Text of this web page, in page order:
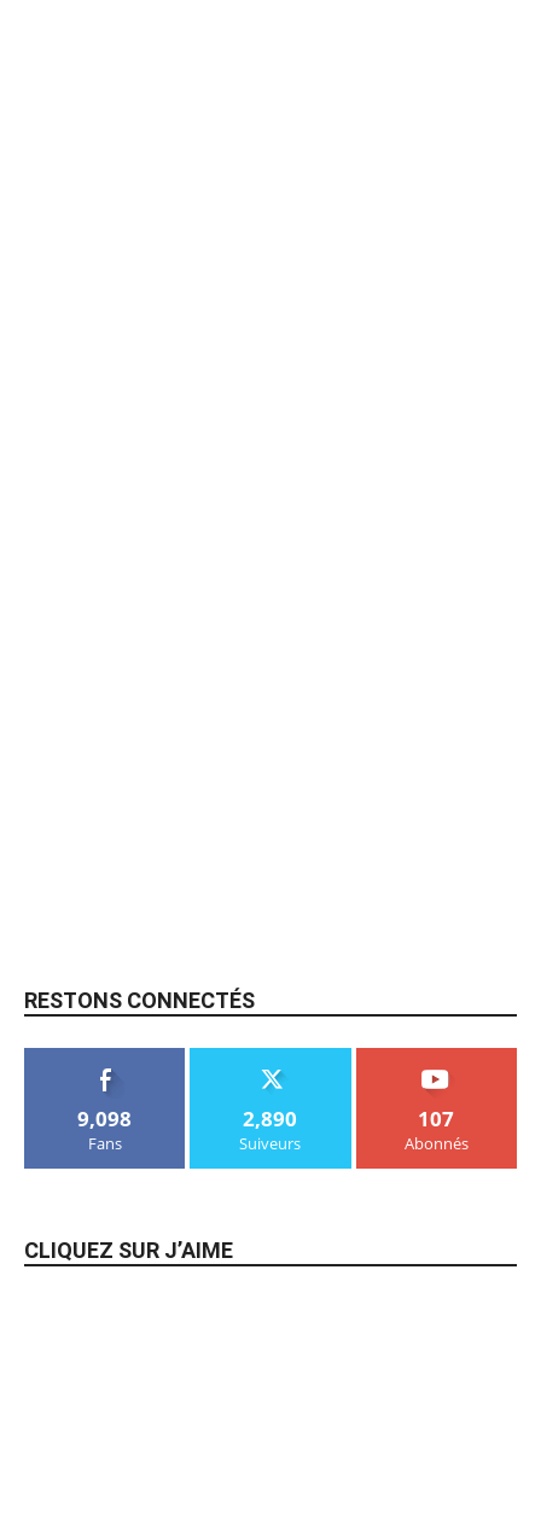
RESTONS CONNECTÉS
9,098
Fans
2,890
Suiveurs
107
Abonnés
CLIQUEZ SUR J’AIME